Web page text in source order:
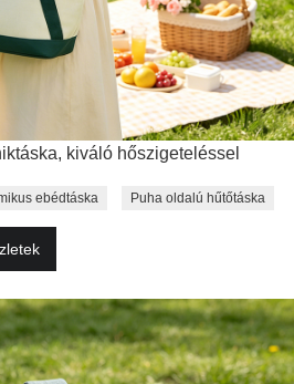
kiváló hőszigeteléssel
ebédtáska Puha oldalú hűtőtáska